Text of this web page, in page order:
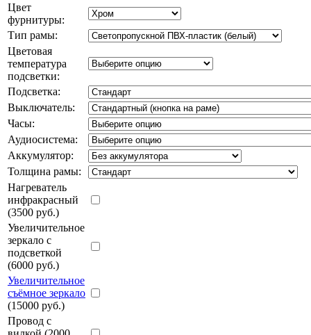
Цвет
фурнитуры:
Тип рамы:
Цветовая
температура
подсветки:
Подсветка:
Выключатель:
Часы:
Аудиосистема:
Аккумулятор:
Толщина рамы:
Нагреватель
инфракрасный
(3500 руб.)
Увеличительное
зеркало с
подсветкой
(6000 руб.)
Увеличительное
съёмное зеркало
(15000 руб.)
Провод с